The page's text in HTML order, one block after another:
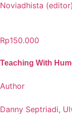
Noviadhista (editor)
Rp150.000
Teaching With
Author
Danny Septriadi,